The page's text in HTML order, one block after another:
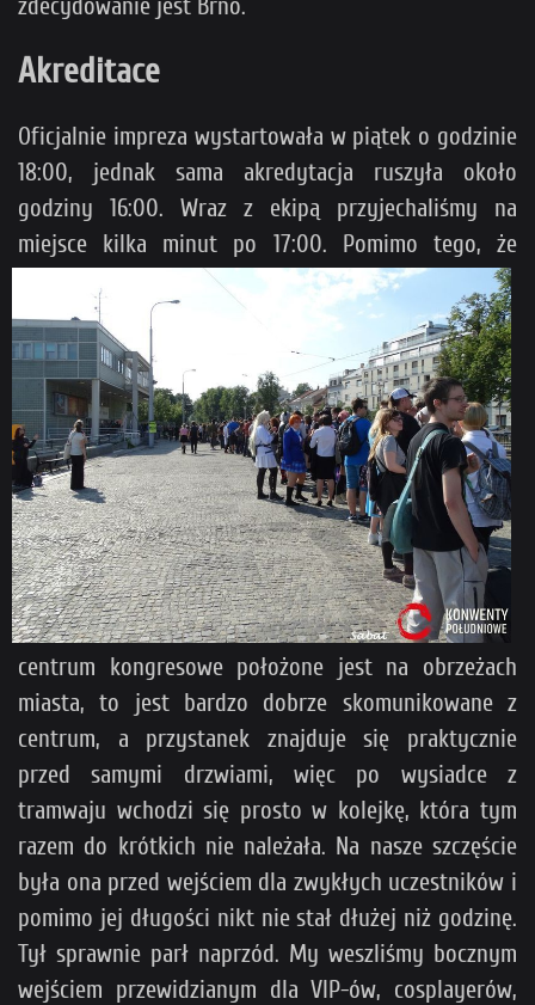
zdecydowanie jest Brno.
Akreditace
Oficjalnie impreza wystartowała w piątek o godzinie
18:00, jednak sama akredytacja ruszyła około
godziny 16:00. Wraz z ekipą przyjechaliśmy na
miejsce kilka minut po 17:00. Pomimo tego, że
centrum kongresowe położone jest na obrzeżach
miasta, to jest bardzo dobrze skomunikowane z
centrum, a przystanek znajduje się praktycznie
przed samymi drzwiami, więc po wysiadce z
tramwaju wchodzi się prosto w kolejkę, która tym
razem do krótkich nie należała. Na nasze szczęście
była ona przed wejściem dla zwykłych uczestników i
pomimo jej długości nikt nie stał dłużej niż godzinę.
Tył sprawnie parł naprzód. My weszliśmy bocznym
wejściem przewidzianym dla VIP-ów, cosplayerów,